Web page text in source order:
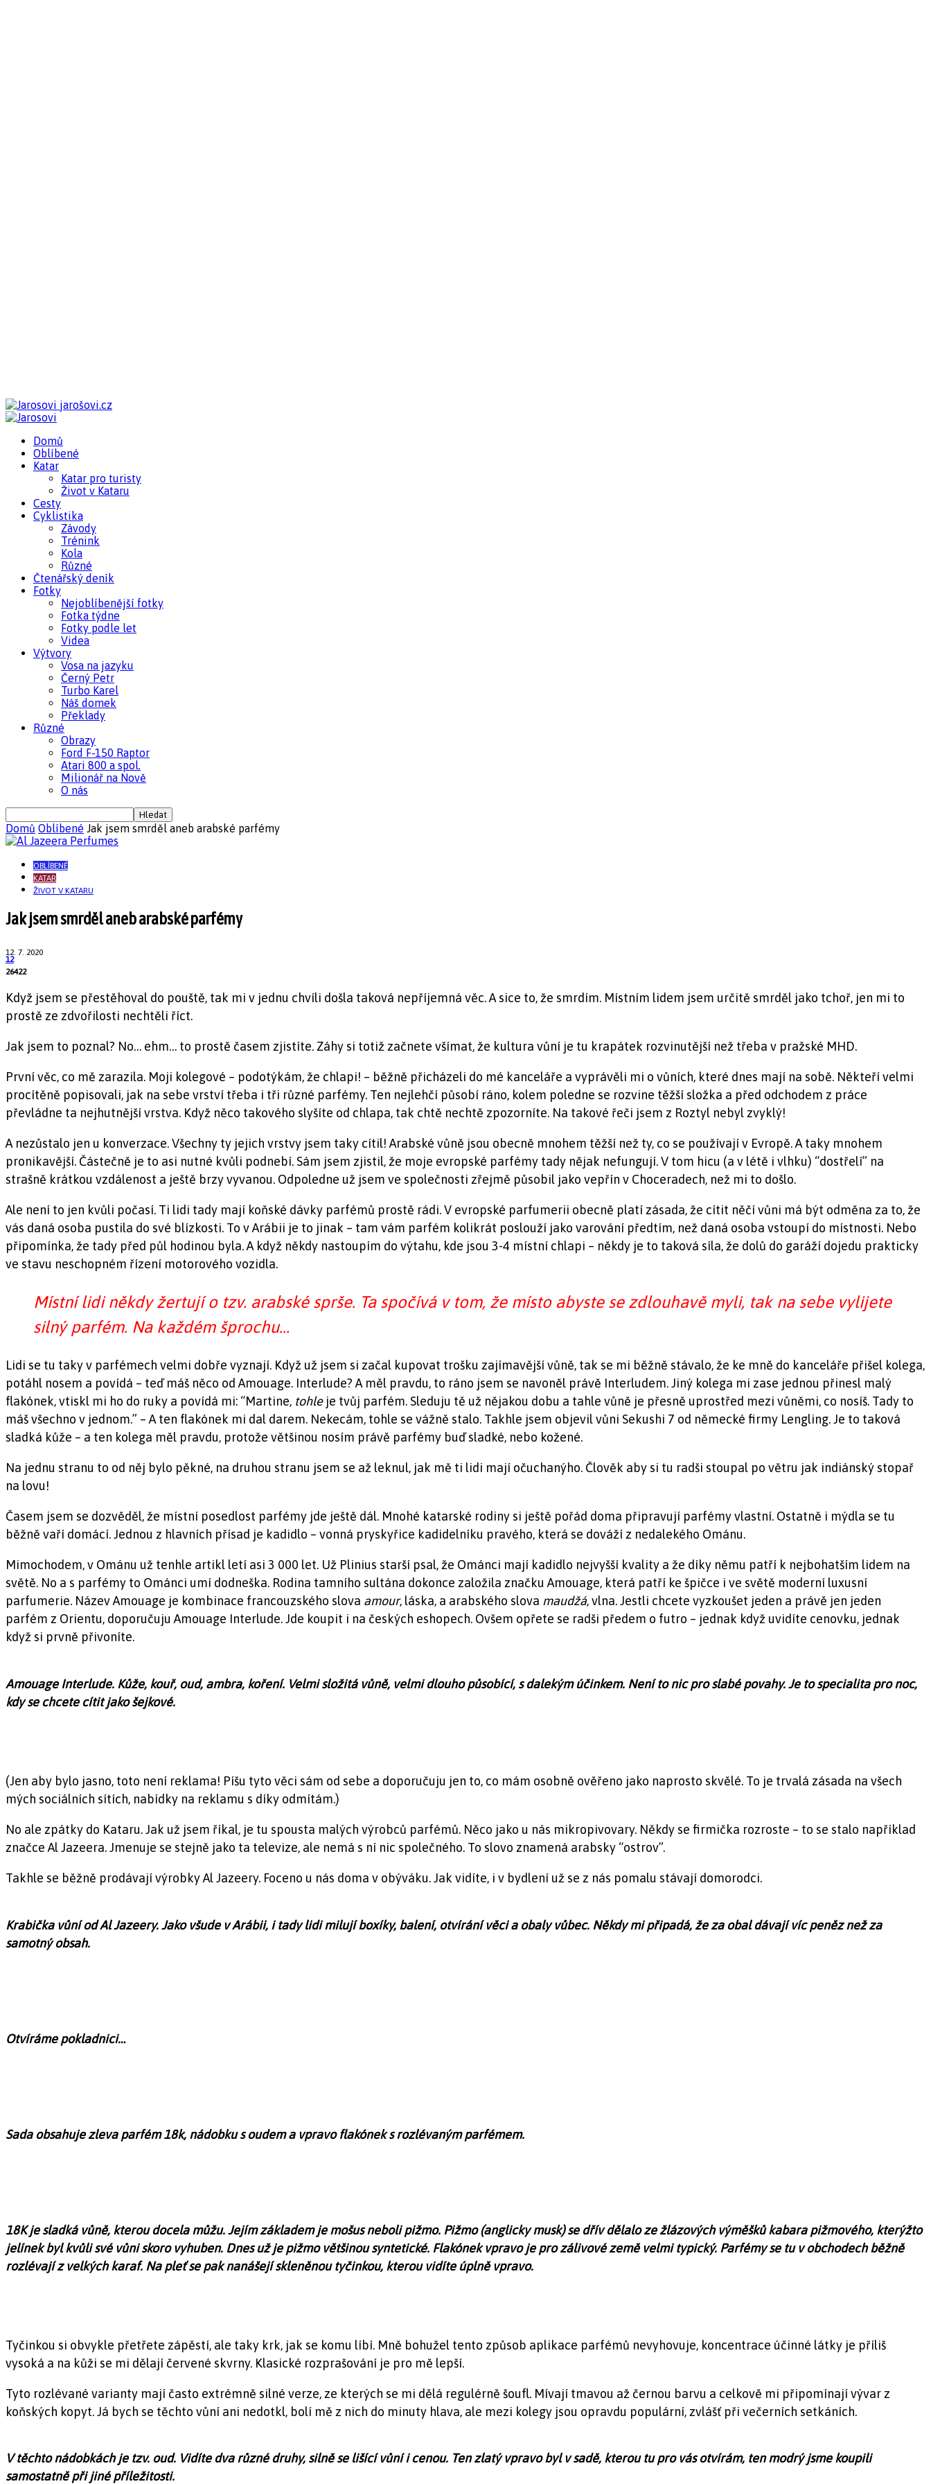
jarošovi.cz
Domů
Oblíbené
Katar
Katar pro turisty
Život v Kataru
Cesty
Cyklistika
Závody
Trénink
Kola
Různé
Čtenářský deník
Fotky
Nejoblíbenější fotky
Fotka týdne
Fotky podle let
Videa
Výtvory
Vosa na jazyku
Černý Petr
Turbo Karel
Náš domek
Překlady
Různé
Obrazy
Ford F-150 Raptor
Atari 800 a spol.
Milionář na Nově
O nás
Domů Oblíbené Jak jsem smrděl aneb arabské parfémy
OBLÍBENÉ
KATAR
ŽIVOT V KATARU
Jak jsem smrděl aneb arabské parfémy
12. 7. 2020
12
26422
Když jsem se přestěhoval do pouště, tak mi v jednu chvíli došla taková nepříjemná věc. A sice to, že smrdím. Místním lidem jsem určitě smrděl jako tchoř, jen mi to
prostě ze zdvořilosti nechtěli říct.
Jak jsem to poznal? No… ehm… to prostě časem zjistíte. Záhy si totiž začnete všímat, že kultura vůní je tu krapátek rozvinutější než třeba v pražské MHD.
První věc, co mě zarazila. Moji kolegové – podotýkám, že chlapi! – běžně přicházeli do mé kanceláře a vyprávěli mi o vůních, které dnes mají na sobě. Někteří velmi
procítěně popisovali, jak na sebe vrství třeba i tři různé parfémy. Ten nejlehčí působí ráno, kolem poledne se rozvine těžší složka a před odchodem z práce
převládne ta nejhutnější vrstva. Když něco takového slyšíte od chlapa, tak chtě nechtě zpozorníte. Na takové řeči jsem z Roztyl nebyl zvyklý!
A nezůstalo jen u konverzace. Všechny ty jejich vrstvy jsem taky cítil! Arabské vůně jsou obecně mnohem těžší než ty, co se používají v Evropě. A taky mnohem
pronikavější. Částečně je to asi nutné kvůli podnebí. Sám jsem zjistil, že moje evropské parfémy tady nějak nefungují. V tom hicu (a v létě i vlhku) “dostřelí” na
strašně krátkou vzdálenost a ještě brzy vyvanou. Odpoledne už jsem ve společnosti zřejmě působil jako vepřín v Choceradech, než mi to došlo.
Ale není to jen kvůli počasí. Ti lidi tady mají koňské dávky parfémů prostě rádi. V evropské parfumerii obecně platí zásada, že cítit něčí vůni má být odměna za to, že
vás daná osoba pustila do své blízkosti. To v Arábii je to jinak – tam vám parfém kolikrát poslouží jako varování předtím, než daná osoba vstoupí do místnosti. Nebo
připomínka, že tady před půl hodinou byla. A když někdy nastoupím do výtahu, kde jsou 3-4 místní chlapi – někdy je to taková síla, že dolů do garáží dojedu prakticky
ve stavu neschopném řízení motorového vozidla.
Místní lidi někdy žertují o tzv. arabské sprše. Ta spočívá v tom, že místo abyste se zdlouhavě myli, tak na sebe vylijete
silný parfém. Na každém šprochu…
Lidi se tu taky v parfémech velmi dobře vyznají. Když už jsem si začal kupovat trošku zajímavější vůně, tak se mi běžně stávalo, že ke mně do kanceláře přišel kolega,
potáhl nosem a povídá – teď máš něco od Amouage. Interlude? A měl pravdu, to ráno jsem se navoněl právě Interludem. Jiný kolega mi zase jednou přinesl malý
flakónek, vtiskl mi ho do ruky a povídá mi: “Martine, tohle je tvůj parfém. Sleduju tě už nějakou dobu a tahle vůně je přesně uprostřed mezi vůněmi, co nosíš. Tady to
máš všechno v jednom.” – A ten flakónek mi dal darem. Nekecám, tohle se vážně stalo. Takhle jsem objevil vůni Sekushi 7 od německé firmy Lengling. Je to taková
sladká kůže – a ten kolega měl pravdu, protože většinou nosím právě parfémy buď sladké, nebo kožené.
Na jednu stranu to od něj bylo pěkné, na druhou stranu jsem se až leknul, jak mě ti lidi mají očuchanýho. Člověk aby si tu radši stoupal po větru jak indiánský stopař
na lovu!
Časem jsem se dozvěděl, že místní posedlost parfémy jde ještě dál. Mnohé katarské rodiny si ještě pořád doma připravují parfémy vlastní. Ostatně i mýdla se tu
běžně vaří domácí. Jednou z hlavních přísad je kadidlo – vonná pryskyřice kadidelníku pravého, která se dováží z nedalekého Ománu.
Mimochodem, v Ománu už tenhle artikl letí asi 3 000 let. Už Plinius starší psal, že Ománci mají kadidlo nejvyšší kvality a že díky němu patří k nejbohatším lidem na
světě. No a s parfémy to Ománci umí dodneška. Rodina tamního sultána dokonce založila značku Amouage, která patří ke špičce i ve světě moderní luxusní
parfumerie. Název Amouage je kombinace francouzského slova amour, láska, a arabského slova maudžá, vlna. Jestli chcete vyzkoušet jeden a právě jen jeden
parfém z Orientu, doporučuju Amouage Interlude. Jde koupit i na českých eshopech. Ovšem opřete se radši předem o futro – jednak když uvidíte cenovku, jednak
když si prvně přivoníte.
Amouage Interlude. Kůže, kouř, oud, ambra, koření. Velmi složitá vůně, velmi dlouho působící, s dalekým účinkem. Není to nic pro slabé povahy. Je to specialita pro noc,
kdy se chcete cítit jako šejkové.
(Jen aby bylo jasno, toto není reklama! Píšu tyto věci sám od sebe a doporučuju jen to, co mám osobně ověřeno jako naprosto skvělé. To je trvalá zásada na všech
mých sociálních sítích, nabídky na reklamu s díky odmítám.)
No ale zpátky do Kataru. Jak už jsem říkal, je tu spousta malých výrobců parfémů. Něco jako u nás mikropivovary. Někdy se firmička rozroste – to se stalo například
značce Al Jazeera. Jmenuje se stejně jako ta televize, ale nemá s ní nic společného. To slovo znamená arabsky “ostrov”.
Takhle se běžně prodávají výrobky Al Jazeery. Foceno u nás doma v obýváku. Jak vidíte, i v bydlení už se z nás pomalu stávají domorodci.
Krabička vůní od Al Jazeery. Jako všude v Arábii, i tady lidi milují boxíky, balení, otvírání věci a obaly vůbec. Někdy mi připadá, že za obal dávají víc peněz než za
samotný obsah.
Otvíráme pokladnici…
Sada obsahuje zleva parfém 18k, nádobku s oudem a vpravo flakónek s rozlévaným parfémem.
18K je sladká vůně, kterou docela můžu. Jejím základem je mošus neboli pižmo. Pižmo (anglicky musk) se dřív dělalo ze žlázových výměšků kabara pižmového, kterýžto
jelínek byl kvůli své vůni skoro vyhuben. Dnes už je pižmo většinou syntetické. Flakónek vpravo je pro zálivové země velmi typický. Parfémy se tu v obchodech běžně
rozlévají z velkých karaf. Na pleť se pak nanášejí skleněnou tyčinkou, kterou vidíte úplně vpravo.
Tyčinkou si obvykle přetřete zápěstí, ale taky krk, jak se komu líbí. Mně bohužel tento způsob aplikace parfémů nevyhovuje, koncentrace účinné látky je příliš
vysoká a na kůži se mi dělají červené skvrny. Klasické rozprašování je pro mě lepší.
Tyto rozlévané varianty mají často extrémně silné verze, ze kterých se mi dělá regulérně šoufl. Mívají tmavou až černou barvu a celkově mi připomínají vývar z
koňských kopyt. Já bych se těchto vůní ani nedotkl, bolí mě z nich do minuty hlava, ale mezi kolegy jsou opravdu populární, zvlášť při večerních setkáních.
V těchto nádobkách je tzv. oud. Vidíte dva různé druhy, silně se lišící vůní i cenou. Ten zlatý vpravo byl v sadě, kterou tu pro vás otvírám, ten modrý jsme koupili
samostatně při jiné příležitosti.